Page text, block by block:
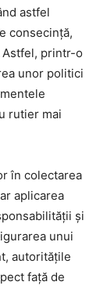
astfel
consecință,
printr-o
unor politici
rutier mai
în colectarea
aplicarea
și
unui
autoritățile
față de